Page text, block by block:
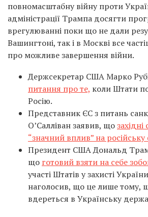
повномасштабну війну проти
адміністрації Трампа досягти
врегулюванні поки що не дали
Вашингтоні, так і в Москві все
про можливе завершення війни.
Держсекретар США Марко
питання про те, коли Штати
Росію.
Представник ЄС з питань
О’Салліван заявив, що
“значний вплив” на російську
Президент США Дональд
що готовий взяти на себе
участі Штатів у захисті
наголосив, що це лише тому,
вдереться в Українську